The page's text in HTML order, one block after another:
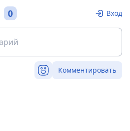
0 Вход
Комментировать